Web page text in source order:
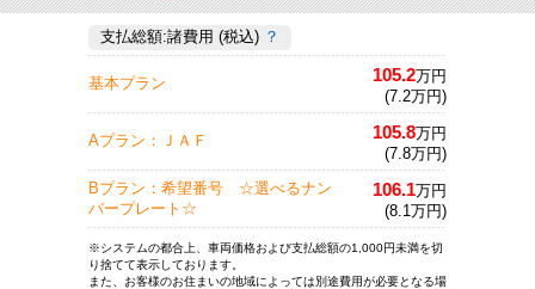
支払総額:諸費用 (税込) ？
基本プラン 105.2万円
(7.2万円)
Aプラン：ＪＡＦ 105.8万円
(7.8万円)
Bプラン：希望番号 ☆選べるナン
バープレート☆
106.1万円
(8.1万円)
※システムの都合上、車両価格および支払総額の1,000円未満を切
り捨てて表示しております。
また、お客様のお住まいの地域によっては別途費用が必要となる場